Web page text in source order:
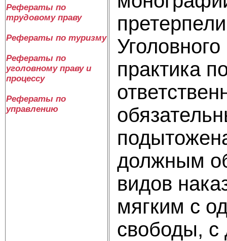
Рефераты по
трудовому праву
Рефераты по туризму
Рефераты по
уголовному праву и
процессу
Рефераты по
управлению
практика
должным
видов
мягким с
свободы, с